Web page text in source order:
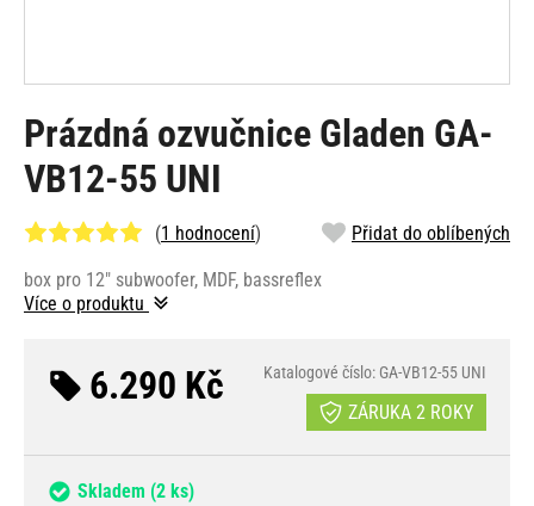
Prázdná ozvučnice Gladen GA-
VB12-55 UNI
(1 hodnocení) Přidat do oblíbených
box pro 12" subwoofer, MDF, bassreflex
Více o produktu
6.290 Kč Katalogové číslo: GA-VB12-55 UNI
ZÁRUKA 2 ROKY
Skladem (2 ks)